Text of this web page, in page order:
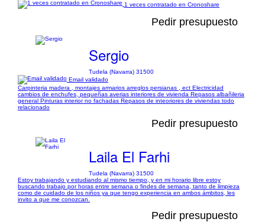
1 veces contratado en Cronoshare
Pedir presupuesto
Sergio
Tudela (Navarra) 31500
Email validado
Carpinteria madera , montajes armarios arreglos persianas , ect Electricidad
cambios de enchufes, pequeñas averias interiores de vivienda Repasos albañileria
general Pinturas interior no fachadas Repasos de inteoriores de viviendas todo
relacionado
Pedir presupuesto
Laila El Farhi
Tudela (Navarra) 31500
Estoy trabajando y estudiando al mismo tiempo, y en mi horario libre estoy
buscando trabajo por horas entre semana o findes de semana, tanto de limpieza
como de cuidado de los niños ya que tengo experiencia en ambos ámbitos, les
invito a que me conozcan.
Pedir presupuesto